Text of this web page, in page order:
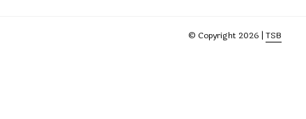
© Copyright 2026 | TSB